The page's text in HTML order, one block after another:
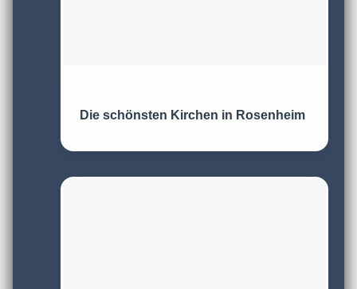
Die schönsten Kirchen in Rosenheim